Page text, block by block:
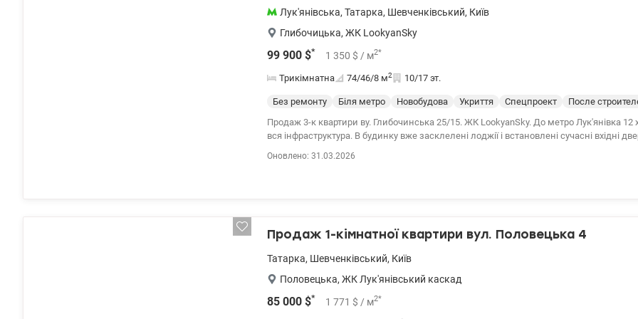
Територія для відпочинку: Кириловський лісопарк, Смородинський парк;багато спортивних закладів.
Квартира ідеально підходить як для життя, так і для оренди. Великий досвід
2) Житло для ВПО та військових (постанова 280 та інші), Молодіжний кредит
Лук'янівська, Татарка, Шевченківський, Київ
Глибочицька, ЖК LookyanSky
99 900 $* 1 350 $ / м2*
Трикімнатна 74/46/8 м2 10/17 эт.
Без ремонту Біля метро Новобудова Укриття Спецпроект
После
Продаж 3-к квартири ву. Глибочинська 25/15. ЖК LookyanSky. До метро Лук'янівка 12
вся інфраструктура. В будинку вже засклелені лоджії і встановлені сучасні вхідні
Оновлено: 31.03.2026
Продаж 1-кімнатної квартири вул. Половецька 4
Татарка, Шевченківський, Київ
Половецька, ЖК Лук'янівський каскад
85 000 $* 1 771 $ / м2*